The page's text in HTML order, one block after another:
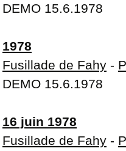
DEMO 15.6.1978
1978
Fusillade de Fahy -
DEMO 15.6.1978
16 juin 1978
Fusillade de Fahy -